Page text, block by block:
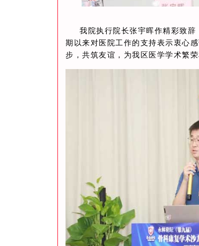
我院执行院长张宇晖作精彩致
期以来对医院工作的支持表示衷心
步，共筑友谊，为我区医学学术繁